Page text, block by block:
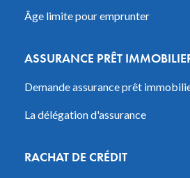
Âge limite pour emprunter
ASSURANCE PRÊT
Demande assurance prêt
La délégation d'assurance
RACHAT DE CRÉDIT